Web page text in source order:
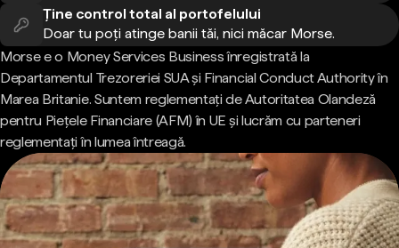
Ține control total al portofelului
Doar tu poți atinge banii tăi, nici măcar Morse.
Morse e o Money Services Business înregistrată la
Departamentul Trezoreriei SUA și Financial Conduct Authority în
Marea Britanie. Suntem reglementați de Autoritatea Olandeză
pentru Piețele Financiare (AFM) în UE și lucrăm cu parteneri
reglementați în lumea întreagă.